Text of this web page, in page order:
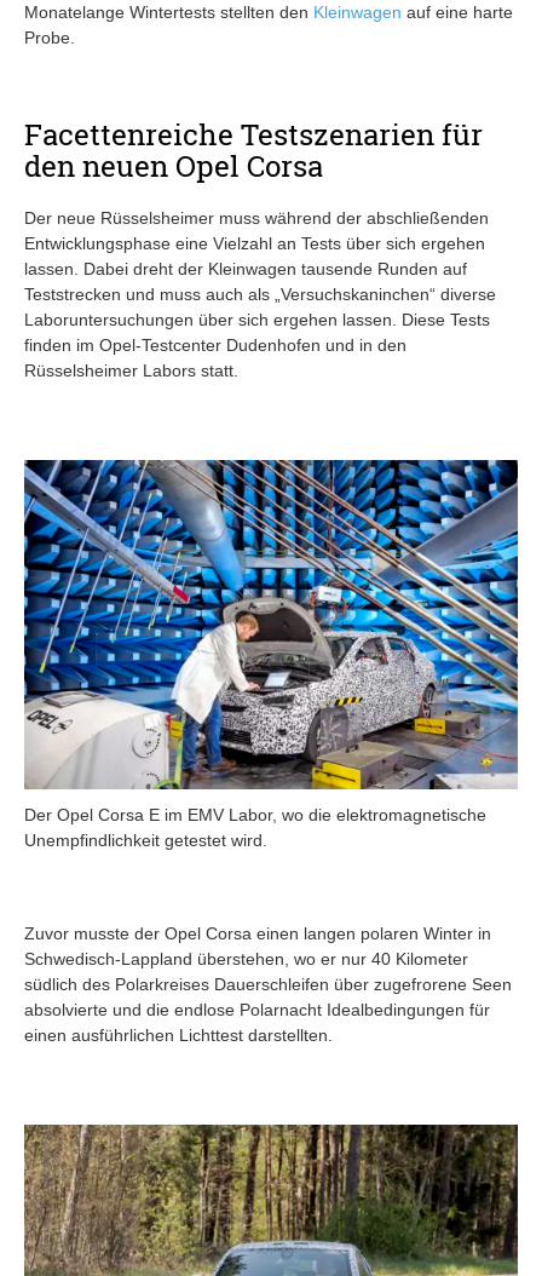
Monatelange Wintertests stellten den Kleinwagen auf eine harte
Probe.
Facettenreiche Testszenarien für
den neuen Opel Corsa
Der neue Rüsselsheimer muss während der abschließenden
Entwicklungsphase eine Vielzahl an Tests über sich ergehen
lassen. Dabei dreht der Kleinwagen tausende Runden auf
Teststrecken und muss auch als „Versuchskaninchen“ diverse
Laboruntersuchungen über sich ergehen lassen. Diese Tests
finden im Opel-Testcenter Dudenhofen und in den
Rüsselsheimer Labors statt.
Der Opel Corsa E im EMV Labor, wo die elektromagnetische
Unempfindlichkeit getestet wird.
Zuvor musste der Opel Corsa einen langen polaren Winter in
Schwedisch-Lappland überstehen, wo er nur 40 Kilometer
südlich des Polarkreises Dauerschleifen über zugefrorene Seen
absolvierte und die endlose Polarnacht Idealbedingungen für
einen ausführlichen Lichttest darstellten.